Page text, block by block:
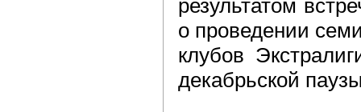
результатом
о проведении
клубов
декабрьской